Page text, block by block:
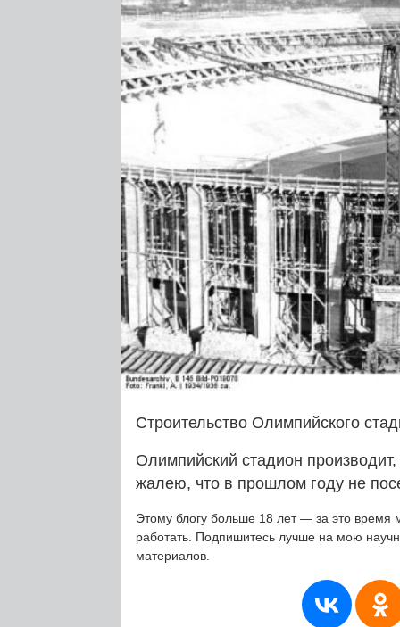
Строительство Олимпийского
Олимпийский стадион
жалею, что в прошлом году не
Этому блогу больше 18 лет — за это время
работать. Подпишитесь лучше на мою
материалов.